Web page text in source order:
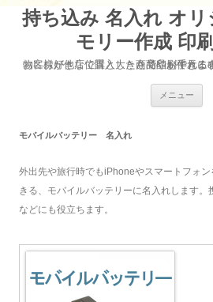
持ち込み 名入れ オリ
モリー作成 印
お客様が他店で購入した商品やお手元に在庫している物等お好みの物にお好きな位置と大きさで印刷できるのでオリジナリティあふれた商
メニュー
動
モバイルバッテリー 名入れ
外出先や旅行時でもiPhoneやスマートフォ
きる、モバイルバッテリーに名入れします
などにも役立ちます。